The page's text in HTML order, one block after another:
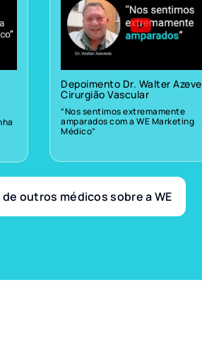
Depoimento Dr. Walter
Cirurgião Vascular
“Nos sentimos extremamente
amparados com a WE Marketing
Médico”
outros médicos sobre a WE